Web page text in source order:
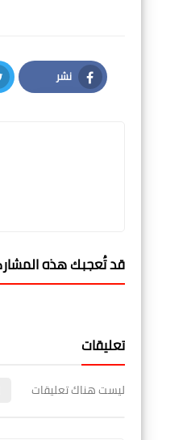
نشر
Facebook
قد تُعجبك هذه
تعليقات
ليست هناك تعليقات